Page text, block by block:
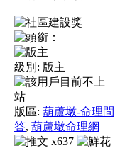
級別: 版主
版區: 葫蘆墩-命理問
答, 葫蘆墩命理網
x637